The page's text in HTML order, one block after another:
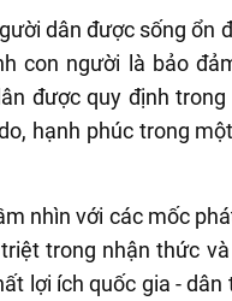
dân được sống ổn
con người là bảo
được quy định
hạnh phúc trong
nhìn với các mốc
trong nhận thức
lợi ích quốc gia -